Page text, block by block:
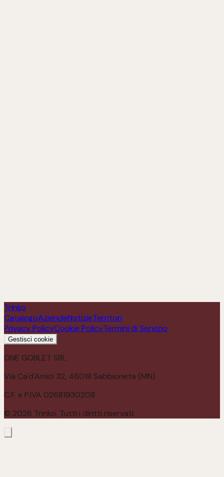
Trinko
CatalogoAziendeNotizieTerritori
Privacy PolicyCookie PolicyTermini di Servizio
Gestisci cookie
ONE GOBLET SRL
Via Ca'd'Amici 32, 46018 Sabbioneta (MN)
C.F. e P.IVA 02681930208
© 2026 Trinko. Tutti i diritti riservati.